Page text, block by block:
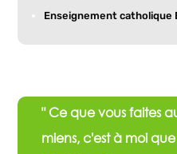
Enseignement catholique
" Ce que vous faites
miens, c'est à moi